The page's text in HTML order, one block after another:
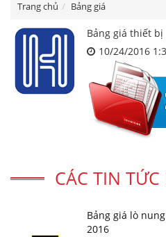
Trang chủ Bảng giá
Bảng giá thiết
10/24/2016
CÁC TIN
Bảng giá lò
2016